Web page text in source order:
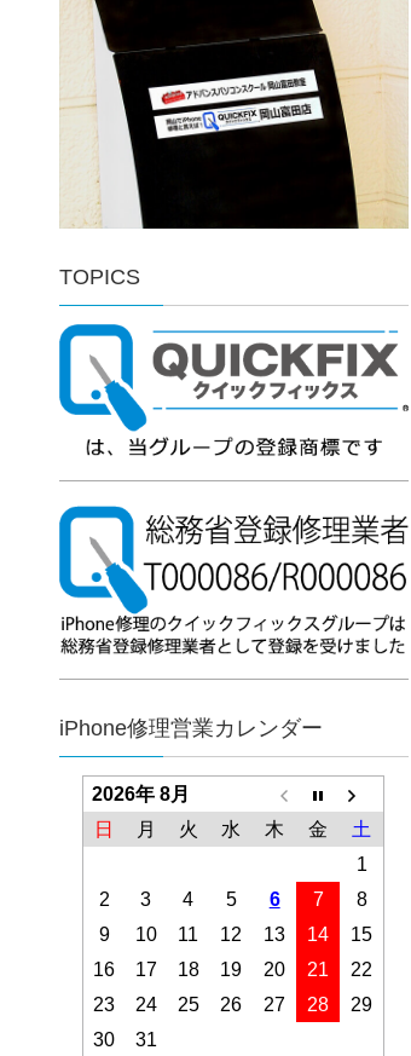
TOPICS
iPhone修理営業カレンダー
2026年 8月
日
月 火 水 木 金
土
1
2
3 4 5 6 7
8
9
10 11 12 13 14
15
16
17 18 19 20 21
22
23
24 25 26 27 28
29
30
31